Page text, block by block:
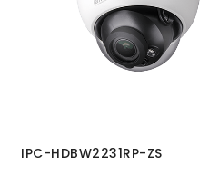
IPC-HDBW2231RP-ZS